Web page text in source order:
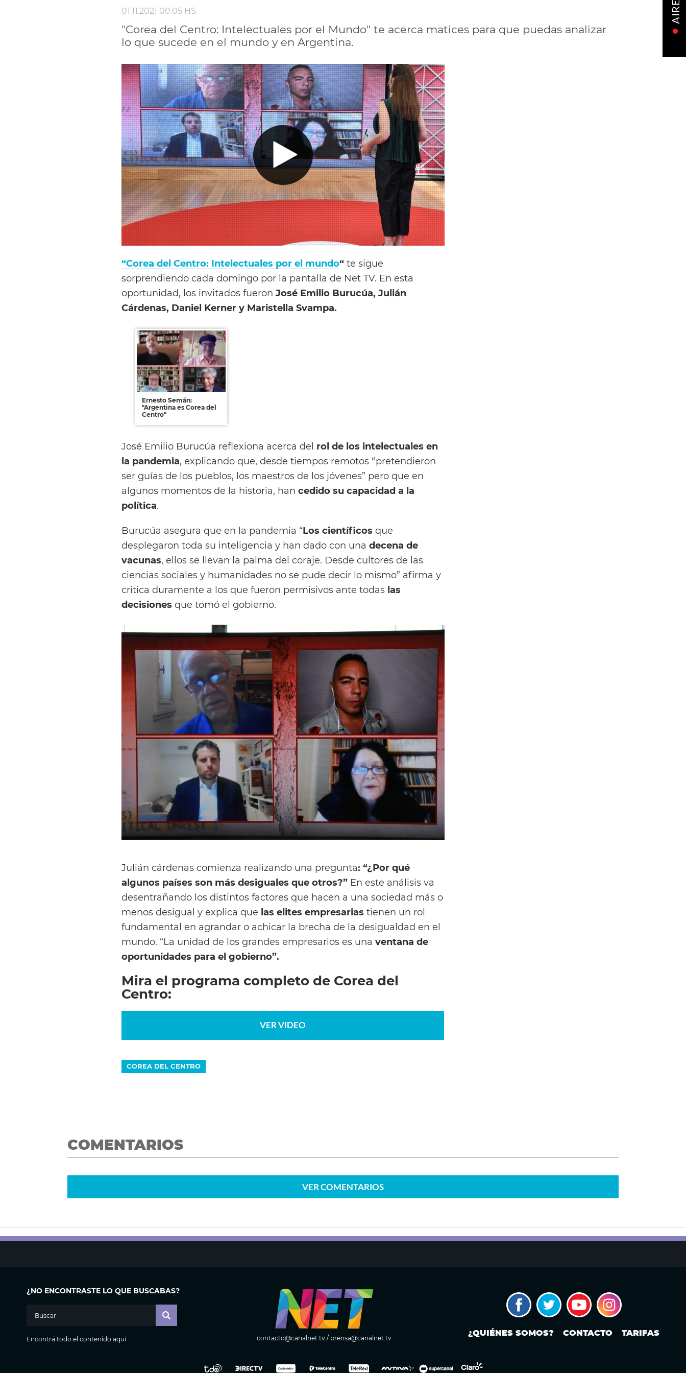
01.11.2021 00:05 HS
"Corea del Centro: Intelectuales por el Mundo" te acerca matices para que puedas analizar
lo que sucede en el mundo y en Argentina.
“Corea del Centro: Intelectuales por el mundo“ te sigue
sorprendiendo cada domingo por la pantalla de Net TV. En esta
oportunidad, los invitados fueron José Emilio Burucúa, Julián
Cárdenas, Daniel Kerner y Maristella Svampa.
Ernesto Semán:
"Argentina es Corea del
Centro"
José Emilio Burucúa reflexiona acerca del rol de los intelectuales en
la pandemia, explicando que, desde tiempos remotos “pretendieron
ser guías de los pueblos, los maestros de los jóvenes” pero que en
algunos momentos de la historia, han cedido su capacidad a la
política.
Burucúa asegura que en la pandemia “Los científicos que
desplegaron toda su inteligencia y han dado con una decena de
vacunas, ellos se llevan la palma del coraje. Desde cultores de las
ciencias sociales y humanidades no se pude decir lo mismo” afirma y
critica duramente a los que fueron permisivos ante todas las
decisiones que tomó el gobierno.
Julián cárdenas comienza realizando una pregunta: “¿Por qué
algunos países son más desiguales que otros?” En este análisis va
desentrañando los distintos factores que hacen a una sociedad más o
menos desigual y explica que las elites empresarias tienen un rol
fundamental en agrandar o achicar la brecha de la desigualdad en el
mundo. “La unidad de los grandes empresarios es una ventana de
oportunidades para el gobierno”.
Mira el programa completo de Corea del
Centro:
VER VIDEO
COREA DEL CENTRO
COMENTARIOS
VERCOMENTARIOS
¿NO ENCONTRASTE LO QUE BUSCABAS?
Encontrá todo el contenido aquí contacto@canalnet.tv/ prensa@canalnet.tv ¿QUIÉNES SOMOS? CONTACTO TARIFAS
AIRE